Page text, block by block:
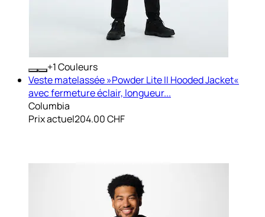
+ Couleurs
Veste matelassée »Powder Lite II Hooded Jacket«
avec fermeture éclair, longueur...
Columbia
Prix actuel204.00 CHF